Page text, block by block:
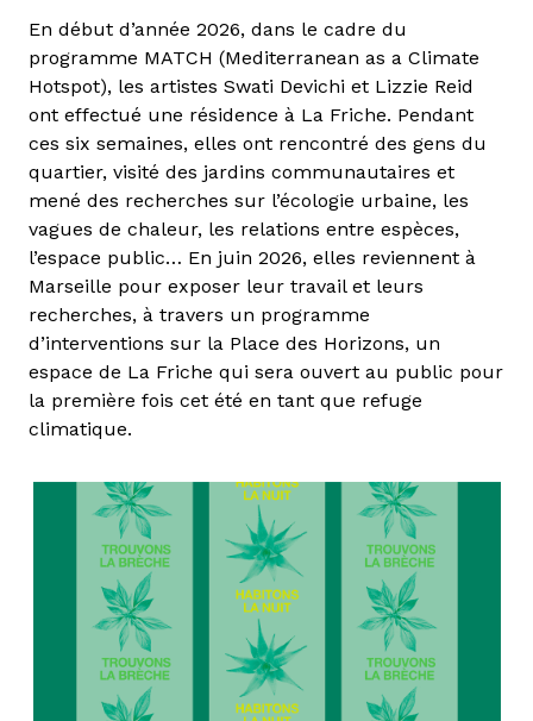
En début d’année 2026, dans le cadre du
programme MATCH (Mediterranean as a Climate
Hotspot), les artistes Swati Devichi et Lizzie Reid
ont effectué une résidence à La Friche. Pendant
ces six semaines, elles ont rencontré des gens du
quartier, visité des jardins communautaires et
mené des recherches sur l’écologie urbaine, les
vagues de chaleur, les relations entre espèces,
l’espace public… En juin 2026, elles reviennent à
Marseille pour exposer leur travail et leurs
recherches, à travers un programme
d’interventions sur la Place des Horizons, un
espace de La Friche qui sera ouvert au public pour
la première fois cet été en tant que refuge
climatique.